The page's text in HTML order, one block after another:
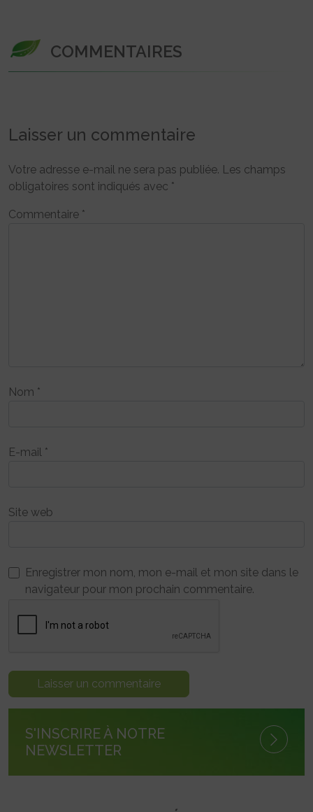
COMMENTAIRES
Laisser un commentaire
Votre adresse e-mail ne sera pas publiée. Les champs
obligatoires sont indiqués avec *
Commentaire *
Nom *
E-mail *
Site web
Enregistrer mon nom, mon e-mail et mon site dans le
navigateur pour mon prochain commentaire.
S'INSCRIRE À NOTRE
NEWSLETTER